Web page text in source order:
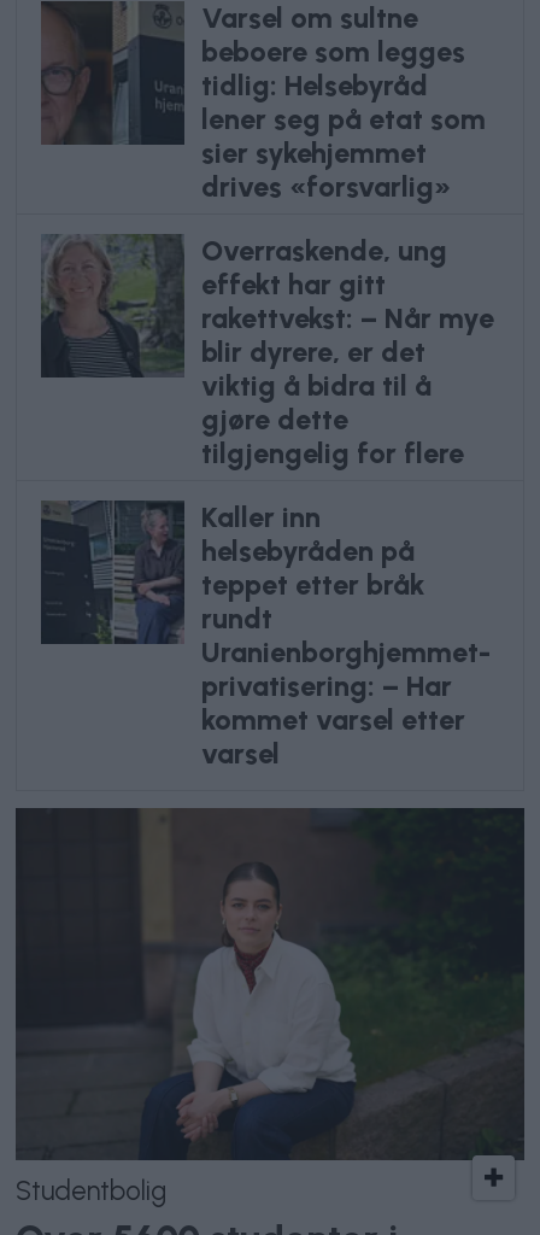
Varsel om sultne
beboere som legges
tidlig: Helsebyråd
lener seg på etat som
sier sykehjemmet
drives «forsvarlig»
Overraskende, ung
effekt har gitt
rakettvekst: – Når mye
blir dyrere, er det
viktig å bidra til å
gjøre dette
tilgjengelig for flere
Kaller inn
helsebyråden på
teppet etter bråk
rundt
Uranienborghjemmet-
privatisering: – Har
kommet varsel etter
varsel
Studentbolig